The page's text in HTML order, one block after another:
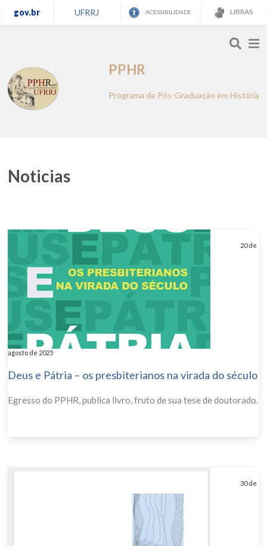
gov.br UFRRJ ACESSIBILIDADE LIBRAS
PPHR
Programa de Pós-Graduação em História
Noticias
20 de
agosto de 2025
Deus e Pátria – os presbiterianos na virada do século
Egresso do PPHR, publica livro, fruto de sua tese de doutorado.
30 de